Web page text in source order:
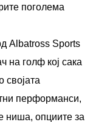
поголема
Albatross Sports
на голф кој сака
својата
перформанси,
ниша, опциите за